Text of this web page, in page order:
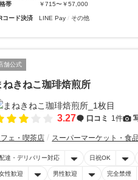
帯
￥715〜￥57,000
コード決済 LINE Pay その他
舗公式
ねきねこ珈琲焙煎所
3.27 口コミ 1件
ェ・喫茶店 スーパーマーケット・食
達・デリバリー対応 日祝OK
性歓迎 男性歓迎 完全禁煙